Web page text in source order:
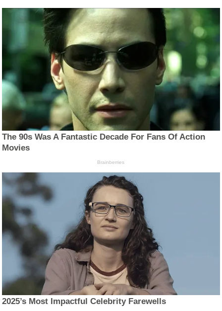
The 90s Was A Fantastic Decade For Fans Of Action
Movies
Brainberries
2025’s Most Impactful Celebrity Farewells